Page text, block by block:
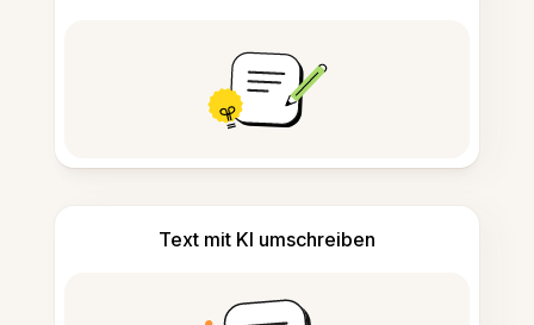
Text mit KI umschreiben